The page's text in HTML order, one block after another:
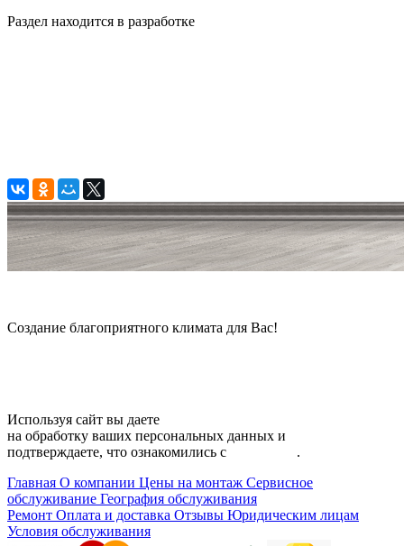
Раздел находится в разработке
Создание благоприятного климата для Вас!
Используя сайт вы даете
на обработку ваших персональных данных и
подтверждаете, что ознакомились с
.
Главная О компании Цены на монтаж Сервисное
обслуживание География обслуживания
Ремонт Оплата и доставка Отзывы Юридическим лицам
Условия обслуживания